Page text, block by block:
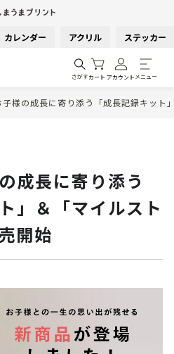
カレンダー アクリル ステッカー
さがすカート アカウント メニュー
様の成長に寄り添う「成長記録キット
成長に寄り添う
」＆「マイルスト
開始